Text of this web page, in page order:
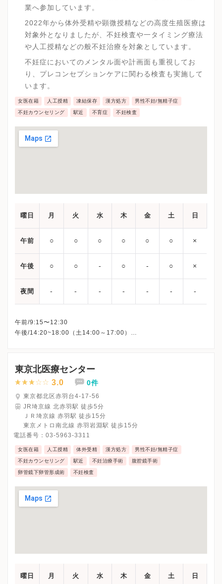
業へ参加しています。
2022年から体外受精や顕微授精などの高度生殖医療は
対象外となりましたが、不妊検査や一タイミング療法
や人工授精などの般不妊治療を対象としています。
不妊症においてのメンタル面や計画面も重視してお
り、プレコンセプションケアに関わる検査も実施して
います。
女医在籍 人工授精 凍結保存 漢方処方 男性不妊/無精子症
不妊カウンセリング 駅近 不育症 不妊検査
曜日 月 火 水 木 金 土 日
午前 ○ ○ ○ ○ ○ ○ ×
午後 ○ ○ - ○ - ○ ×
夜間 - - - - - - -
午前/9:15〜12:30
午後/14:20~18:00（土14:00～17:00）
※詳細はクリニックHPを確認、または直接お問い合わせくださ
東京北医療センター
3.0 0件
東京都北区赤羽台4-17-56
JR埼京線 北赤羽駅 徒歩5分
ＪＲ埼京線 赤羽駅 徒歩15分
東京メトロ南北線 赤羽岩淵駅 徒歩15分
電話番号： 03-5963-3311
女医在籍 人工授精 体外受精 漢方処方 男性不妊/無精子症
不妊カウンセリング 駅近 不妊治療手術 腹腔鏡手術
卵管鏡下卵管形成術 不妊検査
曜日 月 火 水 木 金 土 日